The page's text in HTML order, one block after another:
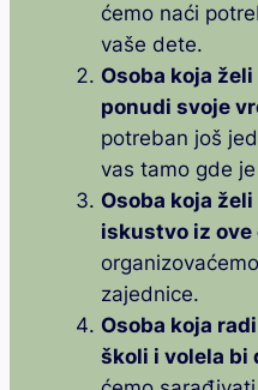
ćemo naći
vaše dete.
Osoba koja
ponudi svoje
potreban još
vas tamo gde
Osoba koja
iskustvo iz ove
zajednice.
Osoba koja
školi i volela bi